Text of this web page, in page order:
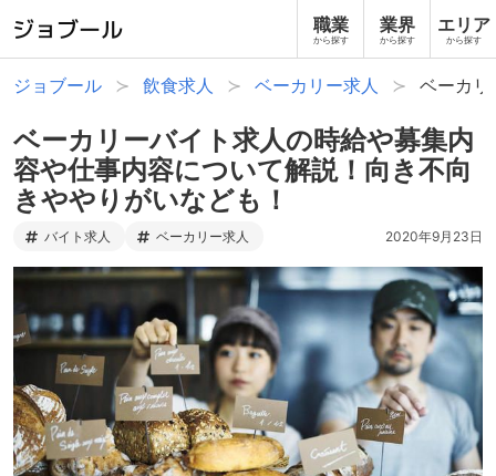
職業
から探す
業界
から探す
エリア
から探す
ジョブール 飲食求人 ベーカリー求人 ベーカリ
ベーカリーバイト求人の時給や募集内
容や仕事内容について解説！向き不向
きややりがいなども！
バイト求人 ベーカリー求人 2020年9月23日